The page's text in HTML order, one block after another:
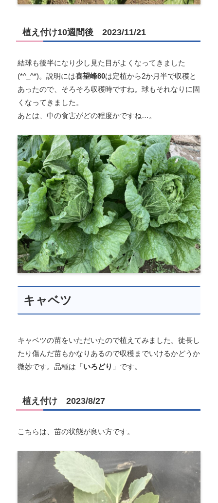
植え付け10週間後 2023/11/21
結球も後半になり少し見た目がよくなってきました
(*^_^*)。説明には喜望峰80は定植から2か月半で収穫と
あったので、そろそろ収穫時ですね。球もそれなりに固
くなってきました。
あとは、中の食害がどの程度かですね…。
キャベツ
キャベツの苗をいただいたので植えてみました。徒長し
たり傷んだ苗もかなりあるので収穫までいけるかどうか
微妙です。品種は「いろどり 」です。
植え付け 2023/8/27
こちらは、苗の状態が良い方です。